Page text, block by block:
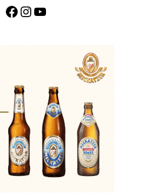
Facebook InstagramYouTube